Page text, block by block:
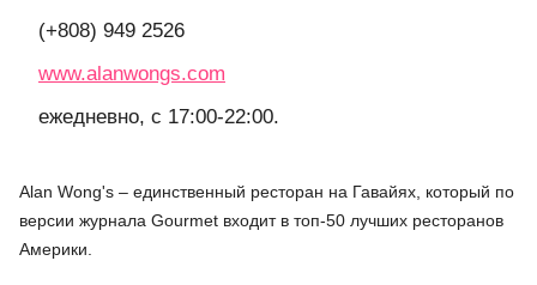
(+808) 949 2526
www.alanwongs.com
ежедневно, с 17:00-22:00.
Alan Wong's – единственный ресторан на Гавайях, который по
версии журнала Gourmet входит в топ-50 лучших ресторанов
Америки.